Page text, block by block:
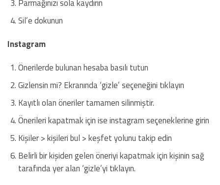
Parmağınızı sola kaydırın
Sil’e dokunun
Instagram
Önerilerde bulunan hesaba basılı tutun
Gizlensin mi? Ekranında ‘gizle’ seçeneğini tıklayın
Kayıtlı olan öneriler tamamen silinmiştir.
Önerileri kapatmak için ise instagram seçeneklerine girin
Kişiler > kişileri bul > keşfet yolunu takip edin
Belirli bir kişiden gelen öneriyi kapatmak için kişinin sağ
tarafında yer alan ‘gizle’yi tıklayın.